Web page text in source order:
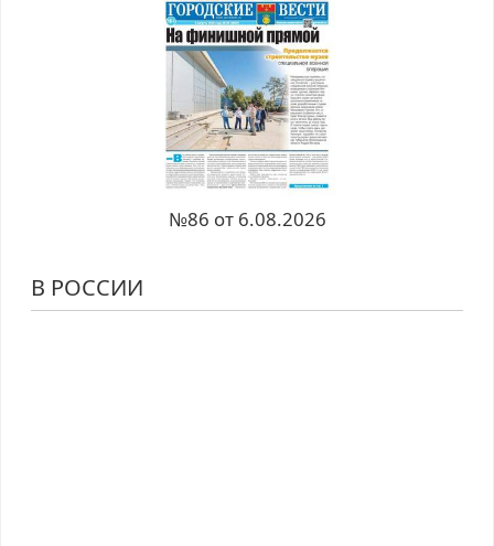
№86 от 6.08.2026
В РОССИИ